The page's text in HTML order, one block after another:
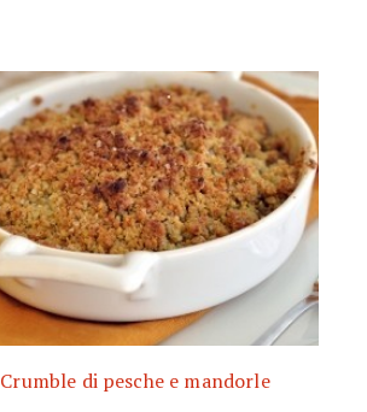
Crumble di pesche e mandorle